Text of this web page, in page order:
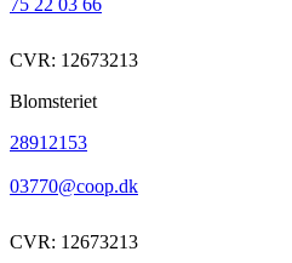
CVR: 12673213
Blomsteriet
28912153
03770@coop.dk
CVR: 12673213